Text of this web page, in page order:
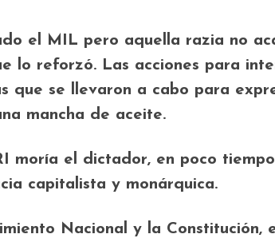
el MIL pero aquella razia no
lo reforzó. Las acciones para
que se llevaron a cabo para
mancha de aceite.
moría el dictador, en poco
capitalista y monárquica.
Nacional y la Constitución,